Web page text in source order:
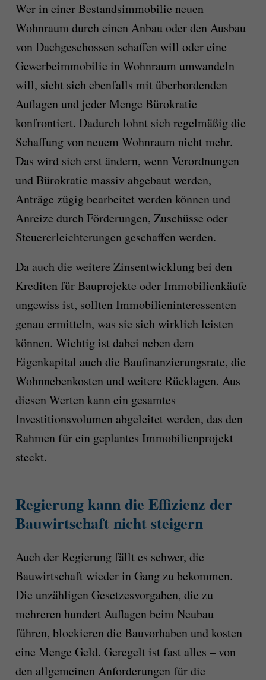
Wer in einer Bestandsimmobilie neuen
Wohnraum durch einen Anbau oder den Ausbau
von Dachgeschossen schaffen will oder eine
Gewerbeimmobilie in Wohnraum umwandeln
will, sieht sich ebenfalls mit überbordenden
Auflagen und jeder Menge Bürokratie
konfrontiert. Dadurch lohnt sich regelmäßig die
Schaffung von neuem Wohnraum nicht mehr.
Das wird sich erst ändern, wenn Verordnungen
und Bürokratie massiv abgebaut werden,
Anträge zügig bearbeitet werden können und
Anreize durch Förderungen, Zuschüsse oder
Steuererleichterungen geschaffen werden.
Da auch die weitere Zinsentwicklung bei den
Krediten für Bauprojekte oder Immobilienkäufe
ungewiss ist, sollten Immobilieninteressenten
genau ermitteln, was sie sich wirklich leisten
können. Wichtig ist dabei neben dem
Eigenkapital auch die Baufinanzierungsrate, die
Wohnnebenkosten und weitere Rücklagen. Aus
diesen Werten kann ein gesamtes
Investitionsvolumen abgeleitet werden, das den
Rahmen für ein geplantes Immobilienprojekt
steckt.
Regierung kann die Effizienz der
Bauwirtschaft nicht steigern
Auch der Regierung fällt es schwer, die
Bauwirtschaft wieder in Gang zu bekommen.
Die unzähligen Gesetzesvorgaben, die zu
mehreren hundert Auflagen beim Neubau
führen, blockieren die Bauvorhaben und kosten
eine Menge Geld. Geregelt ist fast alles – von
den allgemeinen Anforderungen für die